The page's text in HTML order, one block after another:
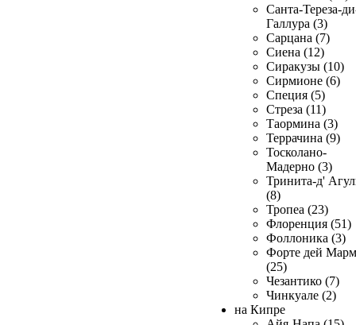
Санта-Тереза-
Галлура (3)
Сарцана (7)
Сиена (12)
Сиракузы (10)
Сирмионе (6)
Специя (5)
Стреза (11)
Таормина (3)
Террачина (9)
Тосколано-
Мадерно (3)
Тринита-д'
(8)
Тропеа (23)
Флоренция (51)
Фоллоника (3)
Форте дей
(25)
Чезантико (7)
Чинкуале (2)
на Кипре